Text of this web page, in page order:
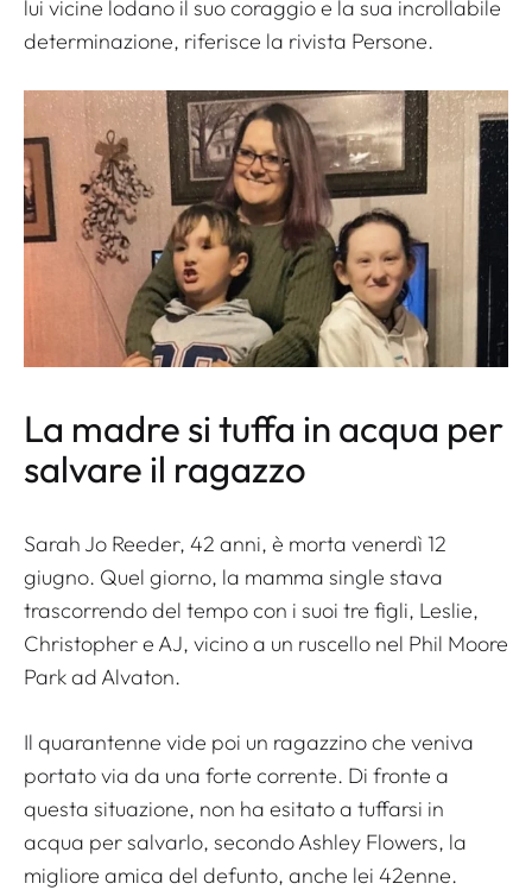
lui vicine lodano il suo coraggio e la sua incrollabile
determinazione, riferisce la rivista Persone.
La madre si tuffa in acqua per
salvare il ragazzo
Sarah Jo Reeder, 42 anni, è morta venerdì 12
giugno. Quel giorno, la mamma single stava
trascorrendo del tempo con i suoi tre figli, Leslie,
Christopher e AJ, vicino a un ruscello nel Phil Moore
Park ad Alvaton.
Il quarantenne vide poi un ragazzino che veniva
portato via da una forte corrente. Di fronte a
questa situazione, non ha esitato a tuffarsi in
acqua per salvarlo, secondo Ashley Flowers, la
migliore amica del defunto, anche lei 42enne.